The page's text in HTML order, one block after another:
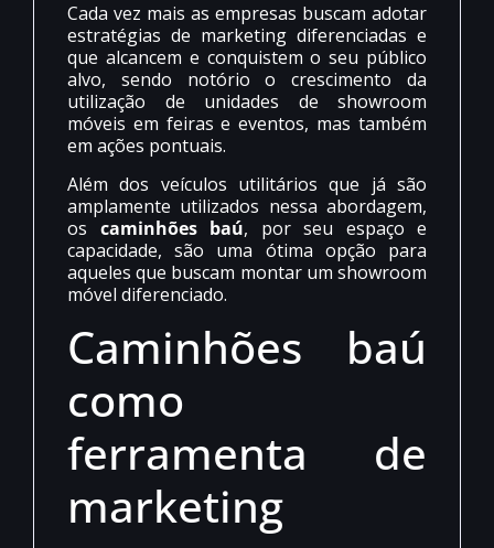
Cada vez mais as empresas buscam adotar
estratégias de marketing diferenciadas e
que alcancem e conquistem o seu público
alvo, sendo notório o crescimento da
utilização de unidades de showroom
móveis em feiras e eventos, mas também
em ações pontuais.
Além dos veículos utilitários que já são
amplamente utilizados nessa abordagem,
os caminhões baú, por seu espaço e
capacidade, são uma ótima opção para
aqueles que buscam montar um showroom
móvel diferenciado.
Caminhões baú
como
ferramenta de
marketing